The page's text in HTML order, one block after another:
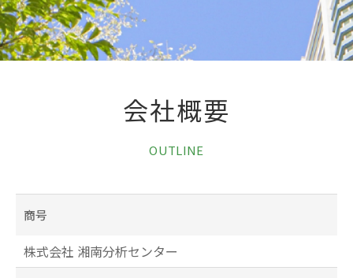
会社概要
OUTLINE
商号
株式会社 湘南分析センター